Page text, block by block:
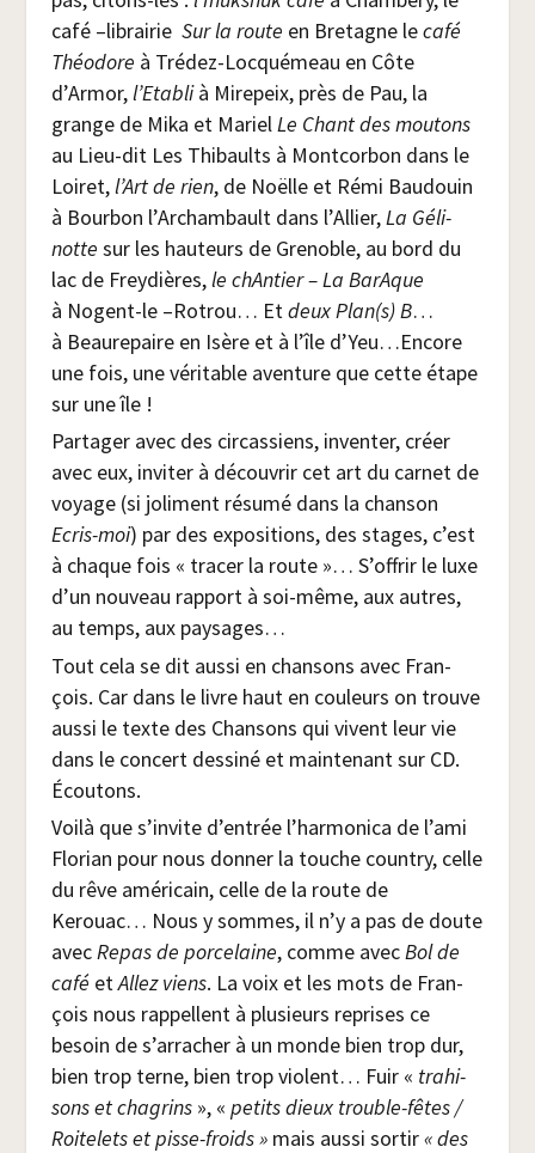
café –librai­rie Sur la route en Bre­tagne lecafé
Théo­dore à Tré­dez-Loc­qué­meau en Côte
d’Armor,l’Etablià Mire­peix, près de Pau, la
grange de Mika et MarielLe Chant des mou­tons
au Lieu-dit Les Thi­baults à Mont­cor­bon dans le
Loi­ret,l’Art de rien, de Noëlle et Rémi Bau­douin
à Bour­bon l’Archambault dans l’Allier,La Géli­
notte sur les hau­teurs de Gre­noble, au bord du
lac de Frey­dières,le chAn­tier – La BarAque
à Nogent-le –Rotrou… Etdeux Plan(s) B…
à Beau­re­paire en Isère et à l’île d’Yeu…Encore
une fois, une véri­table aven­ture que cette étape
sur une île !
Par­ta­ger avec des cir­cas­siens, inven­ter, créer
avec eux, invi­ter à décou­vrir cet art du car­net de
voyage (si joli­ment résu­mé dans la chan­son
Ecris-moi) par des expo­si­tions, des stages, c’est
à chaque fois « tra­cer la route »… S’offrir le luxe
d’un nou­veau rap­port à soi-même, aux autres,
au temps, aux paysages…
Tout cela se dit aus­si en chan­sons avec Fran­
çois. Car dans le livre haut en cou­leurs on trouve
aus­si le texte des Chan­sons qui vivent leur vie
dans le concert des­si­né et main­te­nant sur CD.
Écoutons.
Voi­là que s’invite d’entrée l’harmonica de l’ami
Flo­rian pour nous don­ner la touche coun­try, celle
du rêve amé­ri­cain, celle de la route de
Kerouac… Nous y sommes, il n’y a pas de doute
avecRepas de por­ce­laine, comme avecBol de
café etAllez viens. La voix et les mots de Fran­
çois nous rap­pellent à plu­sieurs reprises ce
besoin de s’arracher à un monde bien trop dur,
bien trop terne, bien trop violent… Fuir « tra­hi­
sons et cha­grins», « petits dieux trouble-fêtes /​
Roi­te­lets et pisse-froids » mais aus­si sor­tir« des